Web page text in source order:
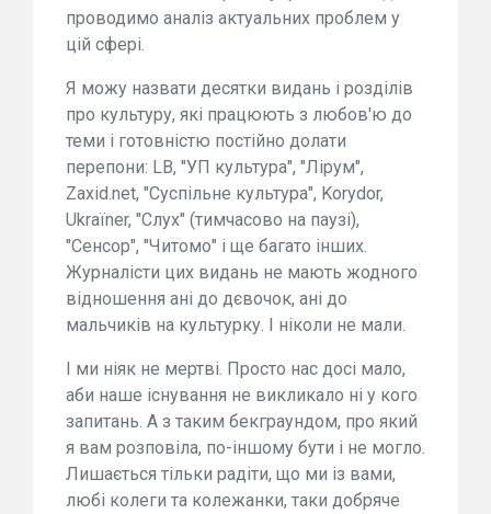
проводимо аналіз актуальних проблем у
цій сфері.
Я можу назвати десятки видань і розділів
про культуру, які працюють з любов'ю до
теми і готовністю постійно долати
перепони: LB, "УП культура", "Лірум",
Zaхid.net, "Суспільне культура", Korydor,
Ukraїner, "Слух" (тимчасово на паузі),
"Сенсор", "Читомо" і ще багато інших.
Журналісти цих видань не мають жодного
відношення ані до дєвочок, ані до
мальчиків на культурку. І ніколи не мали.
І ми ніяк не мертві. Просто нас досі мало,
аби наше існування не викликало ні у кого
запитань. А з таким бекграундом, про який
я вам розповіла, по-іншому бути і не могло.
Лишається тільки радіти, що ми із вами,
любі колеги та колежанки, таки добряче